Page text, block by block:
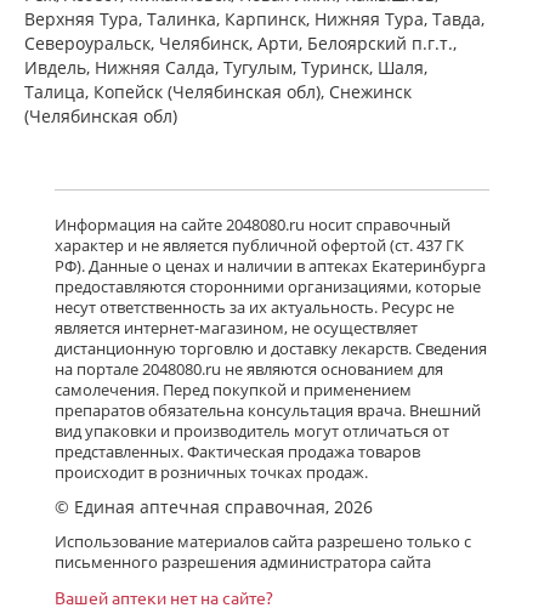
Верхняя Тура, Талинка, Карпинск, Нижняя Тура, Тавда,
Североуральск, Челябинск, Арти, Белоярский п.г.т.,
Ивдель, Нижняя Салда, Тугулым, Туринск, Шаля,
Талица, Копейск (Челябинская обл), Снежинск
(Челябинская обл)
Информация на сайте 2048080.ru носит справочный
характер и не является публичной офертой (ст. 437 ГК
РФ). Данные о ценах и наличии в аптеках Екатеринбурга
предоставляются сторонними организациями, которые
несут ответственность за их актуальность. Ресурс не
является интернет-магазином, не осуществляет
дистанционную торговлю и доставку лекарств. Сведения
на портале 2048080.ru не являются основанием для
самолечения. Перед покупкой и применением
препаратов обязательна консультация врача. Внешний
вид упаковки и производитель могут отличаться от
представленных. Фактическая продажа товаров
происходит в розничных точках продаж.
© Единая аптечная справочная, 2026
Использование материалов сайта разрешено только с
письменного разрешения администратора сайта
Вашей аптеки нет на сайте?